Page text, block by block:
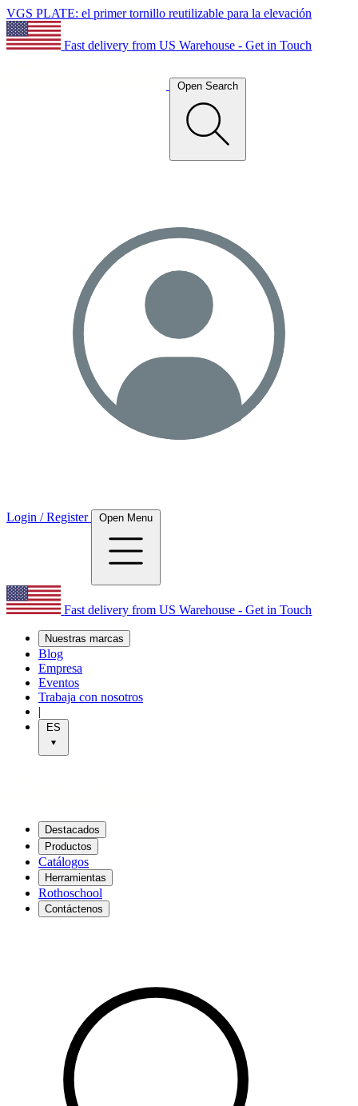
VGS PLATE: el primer tornillo reutilizable para la elevación
Fast delivery from US Warehouse - Get in Touch
Open Search
Login / Register Open Menu
Fast delivery from US Warehouse - Get in Touch
Nuestras marcas
Blog
Empresa
Eventos
Trabaja con nosotros
|
ES
Destacados
Productos
Catálogos
Herramientas
Rothoschool
Contáctenos